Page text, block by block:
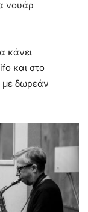
νουάρ
κάνει
και στο
με δωρεάν